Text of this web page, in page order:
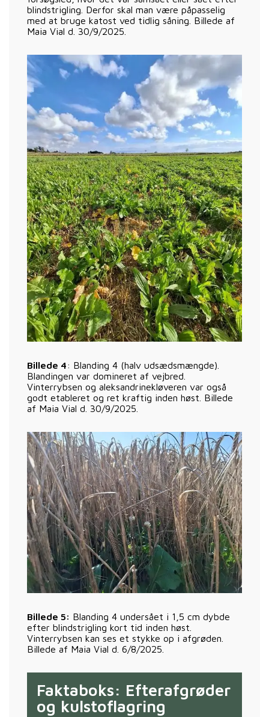
blindstrigling. Derfor skal man være påpasselig
med at bruge katost ved tidlig såning. Billede af
Maia Vial d. 30/9/2025.
Billede 4: Blanding 4 (halv udsædsmængde).
Blandingen var domineret af vejbred.
Vinterrybsen og aleksandrinekløveren var også
godt etableret og ret kraftig inden høst. Billede
af Maia Vial d. 30/9/2025.
Billede 5: Blanding 4 undersået i 1,5 cm dybde
efter blindstrigling kort tid inden høst.
Vinterrybsen kan ses et stykke op i afgrøden.
Billede af Maia Vial d. 6/8/2025.
Faktaboks: Efterafgrøder
og kulstoflagring